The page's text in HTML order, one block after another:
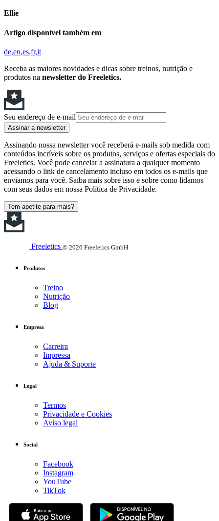
Ellie
Artigo disponível também em
de en es fr it
Receba as maiores novidades e dicas sobre treinos, nutrição e
produtos na newsletter do Freeletics.
Seu endereço de e-mail
Assinar a newsletter
Assinando nossa newsletter você receberá e-mails sob medida com
conteúdos incríveis sobre os produtos, serviços e ofertas especiais do
Freeletics. Você pode cancelar a assinatura a qualquer momento
acessando o link de cancelamento incluso em todos os e-mails que
enviamos para você. Saiba mais sobre isso e sobre como lidamos
com seus dados em nossa Política de Privacidade.
Tem apetite para mais?
Freeletics © 2026 Freeletics GmbH
Produtos
Treino
Nutrição
Blog
Empresa
Carreira
Impressa
Ajuda & Suporte
Legal
Termos
Privacidade e Cookies
Aviso legal
Social
Facebook
Instagram
YouTube
TikTok